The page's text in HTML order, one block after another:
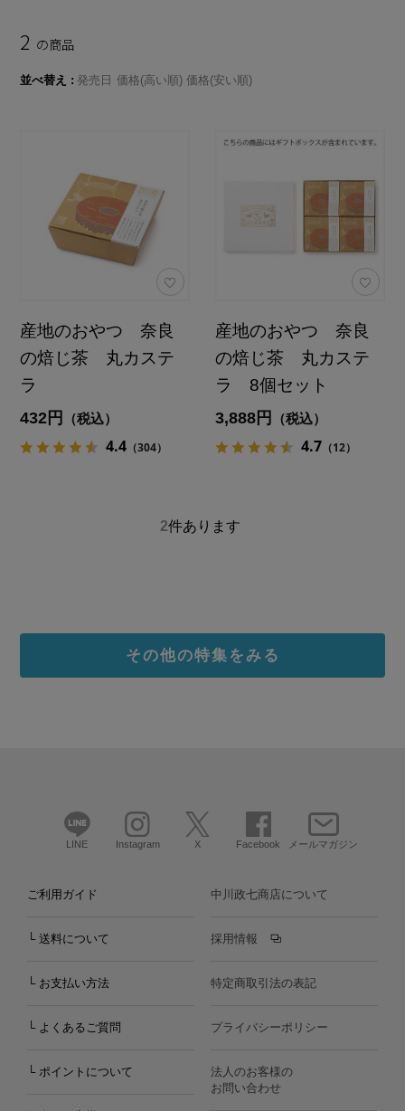
2 の商品
並べ替え 発売日 価格(高い順) 価格(安い順)
産地のおやつ 奈良
の焙じ茶 丸カステ
ラ
432円 （税込）
4.4 （304）
産地のおやつ 奈良
の焙じ茶 丸カステ
ラ 8個セット
3,888円 （税込）
4.7 （12）
2件あります
その他の特集をみる
LINE Instagram X Facebook メールマガジン
ご利用ガイド
└ 送料について
└ お支払い方法
└ よくあるご質問
└ ポイントについて
中川政七商店について
採用情報
特定商取引法の表記
プライバシーポリシー
法人のお客様の
お問い合わせ